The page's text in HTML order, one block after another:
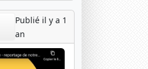
Publié il y a 1
an